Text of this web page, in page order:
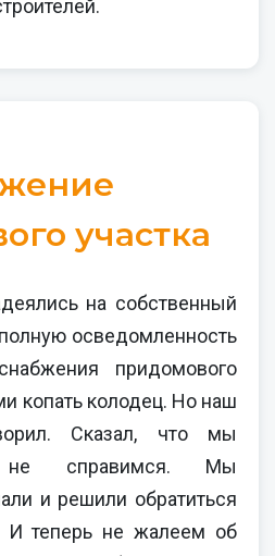
участка
на собственный
осведомленность
придомового
копать колодец. Но наш
Сказал, что мы
не справимся. Мы
и решили обратиться
теперь не жалеем об